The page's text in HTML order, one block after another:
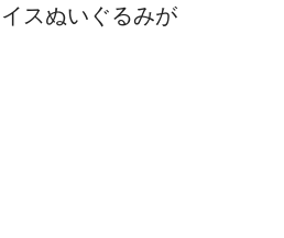
スぬいぐるみが